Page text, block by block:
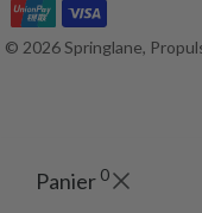
© 2026 Springlane,
Panier 0